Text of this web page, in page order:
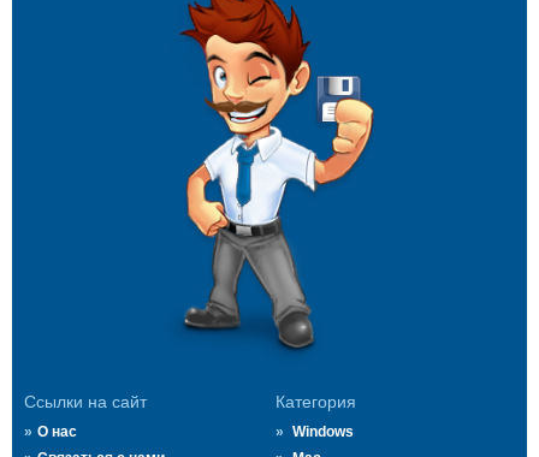
Ссылки на сайт
О нас
Категория
Windows